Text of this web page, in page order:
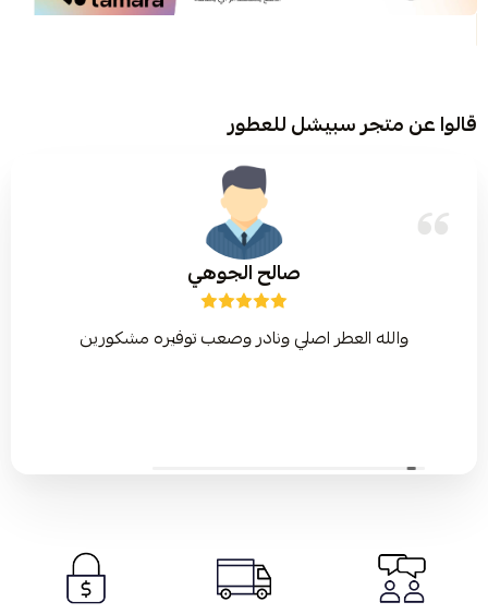
قالوا عن متجر سبيشل للعطور
صالح الجوهي
والله العطر اصلي ونادر وصعب توفيره مشكورين